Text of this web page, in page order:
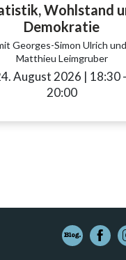
Wohlstand
Demokratie
Georges-Simon Ulrich und
Matthieu Leimgruber
August 2026 | 18:30
20:00